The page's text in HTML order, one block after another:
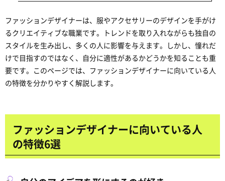
ファッションデザイナーは、服やアクセサリーのデザインを手がけ
るクリエイティブな職業です。トレンドを取り入れながらも独自の
スタイルを生み出し、多くの人に影響を与えます。しかし、憧れだ
けで目指すのではなく、自分に適性があるかどうかを知ることも重
要です。このページでは、ファッションデザイナーに向いている人
の特徴を分かりやすく解説します。
ファッションデザイナーに向いている人
の特徴6選